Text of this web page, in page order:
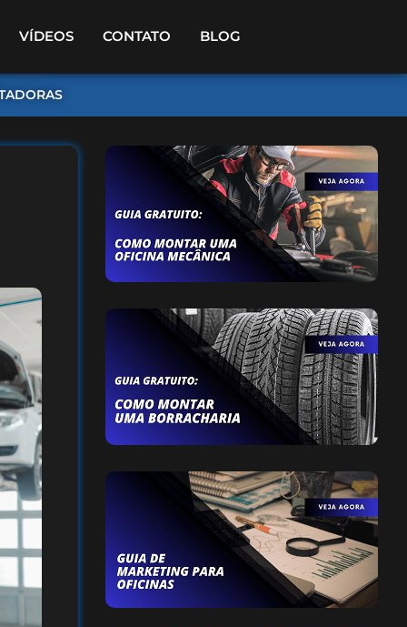
VÍDEOS CONTATO BLOG